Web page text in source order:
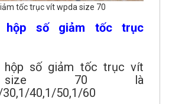
tốc trục vít wpda size 70
hộp số giảm tốc trục
hộp số giảm tốc trục vít
size 70 là
40,1/50,1/60